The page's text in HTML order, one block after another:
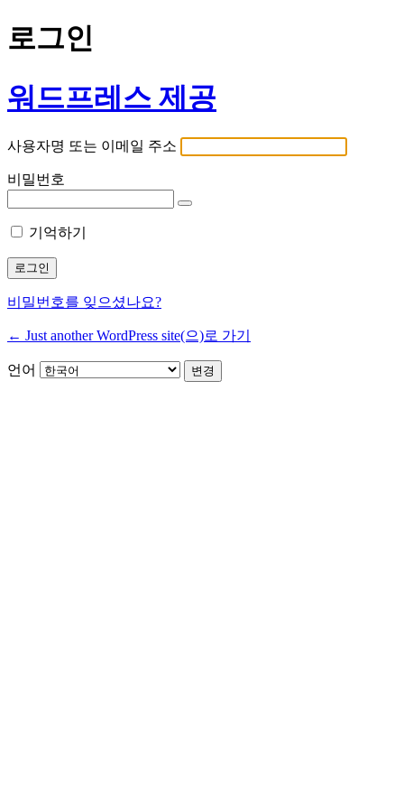
로그인
워드프레스 제공
사용자명 또는 이메일 주소
비밀번호
기억하기
비밀번호를 잊으셨나요?
← Just another WordPress site(으)로 가기
언어